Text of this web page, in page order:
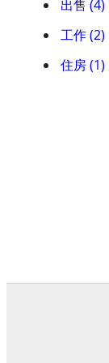
出售 (4)
工作 (2)
住房 (1)